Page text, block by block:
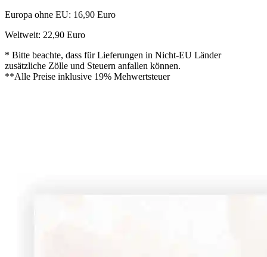
Europa ohne EU: 16,90 Euro
Weltweit: 22,90 Euro
* Bitte beachte, dass für Lieferungen in Nicht-EU Länder
zusätzliche Zölle und Steuern anfallen können.
**Alle Preise inklusive 19% Mehwertsteuer